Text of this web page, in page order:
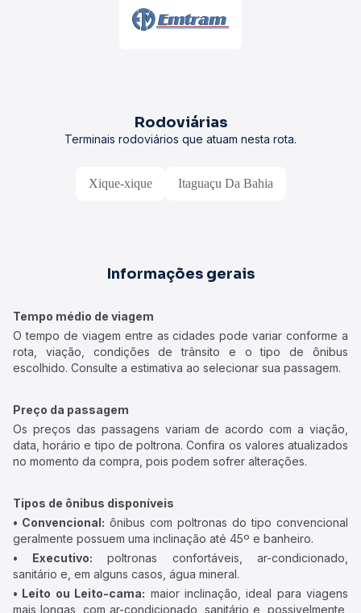
Rodoviárias
Terminais rodoviários que atuam nesta rota.
Xique-xique Itaguaçu Da Bahia
Informações gerais
Tempo médio de viagem
O tempo de viagem entre as cidades pode variar conforme a
rota, viação, condições de trânsito e o tipo de ônibus
escolhido. Consulte a estimativa ao selecionar sua passagem.
Preço da passagem
Os preços das passagens variam de acordo com a viação,
data, horário e tipo de poltrona. Confira os valores atualizados
no momento da compra, pois podem sofrer alterações.
Tipos de ônibus disponíveis
• Convencional: ônibus com poltronas do tipo convencional
geralmente possuem uma inclinação até 45º e banheiro.
• Executivo: poltronas confortáveis, ar-condicionado,
sanitário e, em alguns casos, água mineral.
• Leito ou Leito-cama: maior inclinação, ideal para viagens
mais longas, com ar-condicionado, sanitário e, possivelmente,